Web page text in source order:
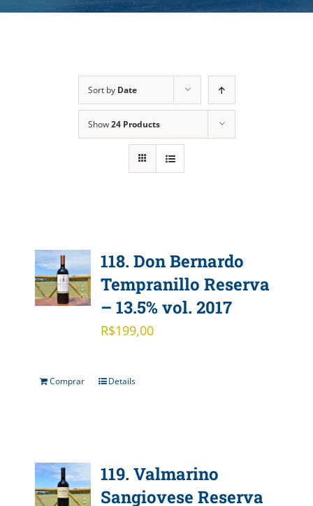
Sort by Date
Show24 Products
118. Don Bernardo
Tempranillo Reserva
– 13.5% vol. 2017
R$199,00
Comprar Details
119. Valmarino
Sangiovese Reserva